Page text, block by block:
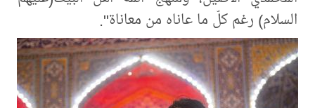
السلام) رغم كلّ ما عاناه من معاناة".